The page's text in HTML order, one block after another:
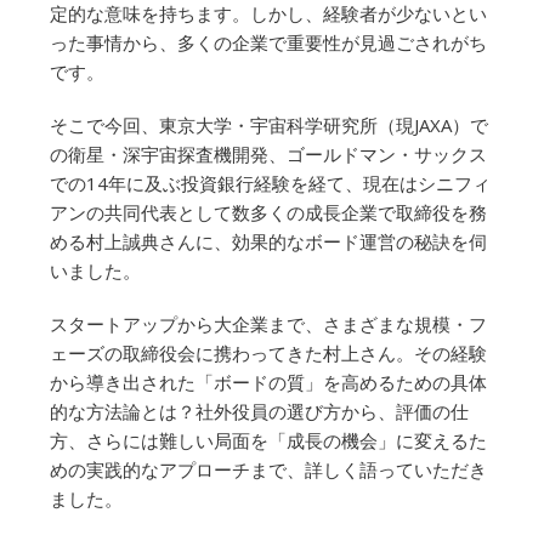
定的な意味を持ちます。しかし、経験者が少ないとい
った事情から、多くの企業で重要性が見過ごされがち
です。
そこで今回、東京大学・宇宙科学研究所（現JAXA）で
の衛星・深宇宙探査機開発、ゴールドマン・サックス
での14年に及ぶ投資銀行経験を経て、現在はシニフィ
アンの共同代表として数多くの成長企業で取締役を務
める村上誠典さんに、効果的なボード運営の秘訣を伺
いました。
スタートアップから大企業まで、さまざまな規模・フ
ェーズの取締役会に携わってきた村上さん。その経験
から導き出された「ボードの質」を高めるための具体
的な方法論とは？社外役員の選び方から、評価の仕
方、さらには難しい局面を「成長の機会」に変えるた
めの実践的なアプローチまで、詳しく語っていただき
ました。